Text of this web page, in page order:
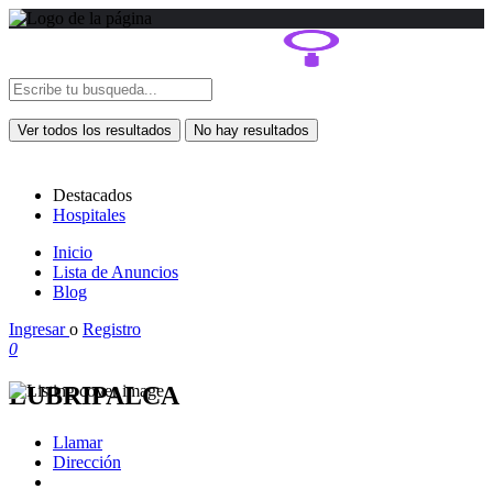
Ver todos los resultados No hay resultados
Destacados
Hospitales
Inicio
Lista de Anuncios
Blog
Ingresaro Registro
0
LUBRIPALCA
Llamar
Dirección